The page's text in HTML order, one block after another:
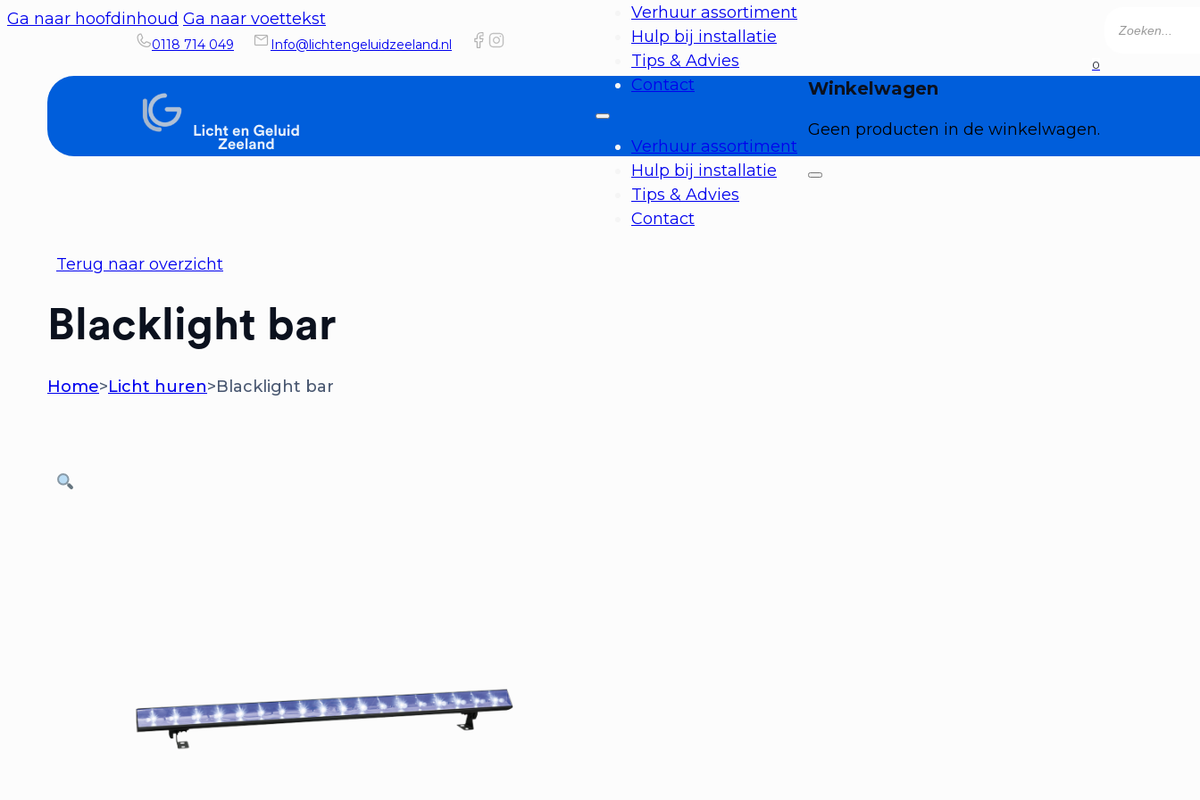
Ga naar hoofdinhoud Ga naar voettekst
0118 714 049 Info@lichtengeluidzeeland.nl
Verhuur assortiment
Hulp bij installatie
Tips & Advies
Contact
Verhuur assortiment
Hulp bij installatie
Tips & Advies
Contact
0
Geen producten in de winkelwagen.
zoeken
Terug naar overzicht
Blacklight bar
Home>Licht huren>Blacklight bar